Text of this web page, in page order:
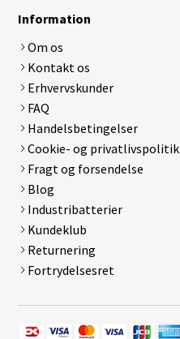
Information
Om os
Kontakt os
Erhvervskunder
FAQ
Handelsbetingelser
Cookie- og privatlivspolitik
Fragt og forsendelse
Blog
Industribatterier
Kundeklub
Returnering
Fortrydelsesret